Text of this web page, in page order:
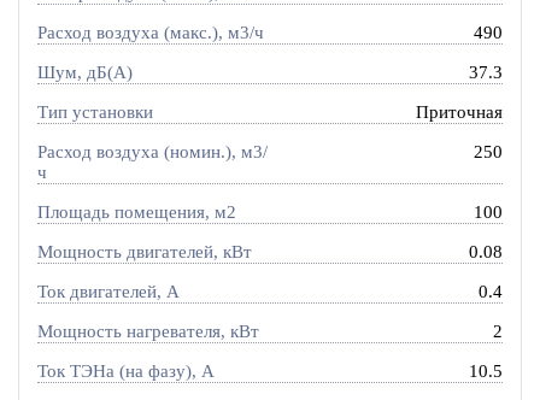
Расход воздуха (макс.), м3/ч 490
Шум, дБ(А) 37.3
Тип установки Приточная
Расход воздуха (номин.), м3/
ч
250
Площадь помещения, м2 100
Мощность двигателей, кВт 0.08
Ток двигателей, А 0.4
Мощность нагревателя, кВт 2
Ток ТЭНа (на фазу), А 10.5